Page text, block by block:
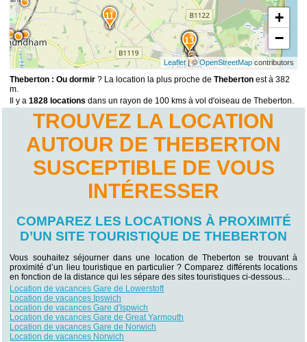
14
13
11
+
−
Leaflet| ©OpenStreetMapcontributors
Theberton : Ou dormir ? La location la plus proche deTheberton est à 382
m.
Il y a1828 locations dans un rayon de 100 kms à vol d'oiseau de Theberton.
TROUVEZ LA LOCATION
AUTOUR DE THEBERTON
SUSCEPTIBLE DE VOUS
INTÉRESSER
COMPAREZ LES LOCATIONS À PROXIMITÉ
D’UN SITE TOURISTIQUE DE THEBERTON
Vous souhaitez séjourner dans une location de Theberton se trouvant à
proximité d’un lieu touristique en particulier ? Comparez différents locations
en fonction de la distance qui les sépare des sites touristiques ci-dessous…
Location de vacances Gare de Lowerstoft
Location de vacances Ipswich
Location de vacances Gare d'Ispwich
Location de vacances Gare de Great Yarmouth
Location de vacances Gare de Norwich
Location de vacances Norwich